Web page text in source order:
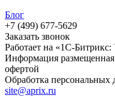
Блог
+7 (499) 677-5629
Заказать звонок
Работает на «1С-
Информация размещенная
офертой
Обработка персональных
site@aprix.ru